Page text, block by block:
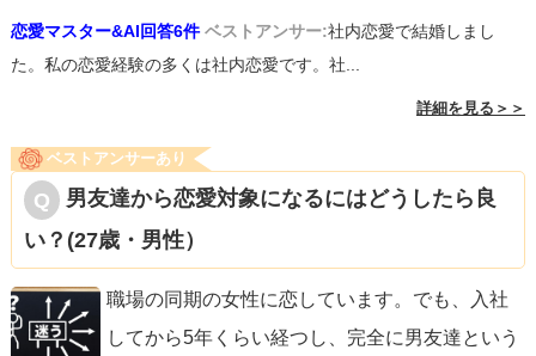
恋愛マスター&AI回答6件 ベストアンサー:社内恋愛で結婚しまし
た。私の恋愛経験の多くは社内恋愛です。社...
詳細を見る＞＞
ベストアンサーあり
男友達から恋愛対象になるにはどうしたら良
い？(27歳・男性）
職場の同期の女性に恋しています。でも、入社
してから5年くらい経つし、完全に男友達という